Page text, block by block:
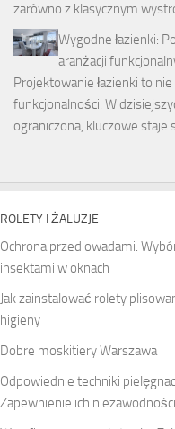
zarówno z klasycznym
Wygodne łazienki:
aranżacji
Projektowanie łazienki to
funkcjonalności. W
ograniczona, kluczowe staje
ROLETY I ŻALUZJE
Ochrona przed owadami:
insektami w oknach
Jak zainstalować rolety
higieny
Dobre moskitiery Warszawa
Odpowiednie techniki
Zapewnienie ich